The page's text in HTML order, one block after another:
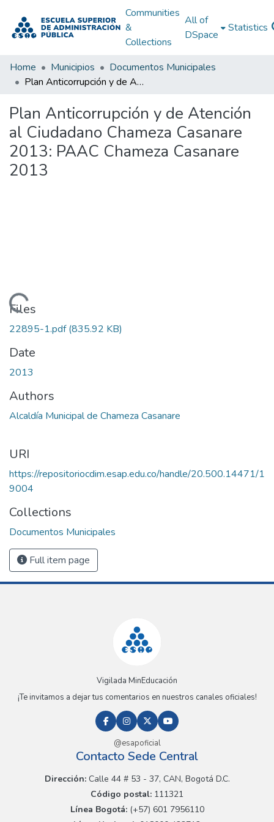
Communities
&
Collections
All of
DSpace
Statistics
Home Municipios
Documentos Municipales
Plan Anticorrupción y de Atención al Ciudadano Chameza Casanare 2013: PAAC Chameza Casanare 2013
Plan Anticorrupción y de Atención
al Ciudadano Chameza Casanare
2013: PAAC Chameza Casanare
2013
Loading...
Files
22895-1.pdf(835.92 KB)
Date
2013
Authors
Alcaldía Municipal de Chameza Casanare
URI
https://repositoriocdim.esap.edu.co/handle/20.500.14471/1
9004
Collections
Documentos Municipales
Full item page
Vigilada MinEducación
¡Te invitamos a dejar tus comentarios en nuestros canales oficiales!
@esapoficial
Contacto Sede Central
Dirección:Calle 44 # 53 - 37, CAN, Bogotá D.C.
Código postal: 111321
Línea Bogotá:(+57) 601 7956110